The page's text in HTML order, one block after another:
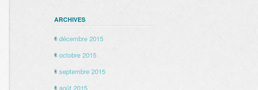
ARCHIVES
décembre 2015
octobre 2015
septembre 2015
août 2015